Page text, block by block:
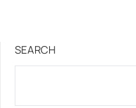
SEARCH